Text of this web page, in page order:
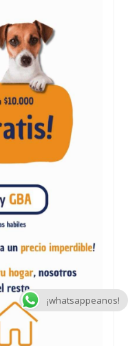
¡whatsappeanos!